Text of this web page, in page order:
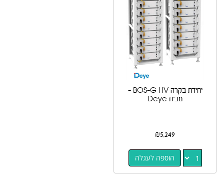
יחידת בקרה BOS-G HV -
מבית Deye
₪5,249
הוספה לעגלה